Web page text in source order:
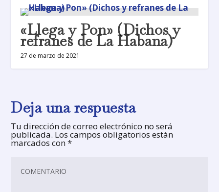
«Llega y Pon» (Dichos y
refranes de La Habana)
27 de marzo de 2021
Deja una respuesta
Tu dirección de correo electrónico no será
publicada. Los campos obligatorios están
marcados con*